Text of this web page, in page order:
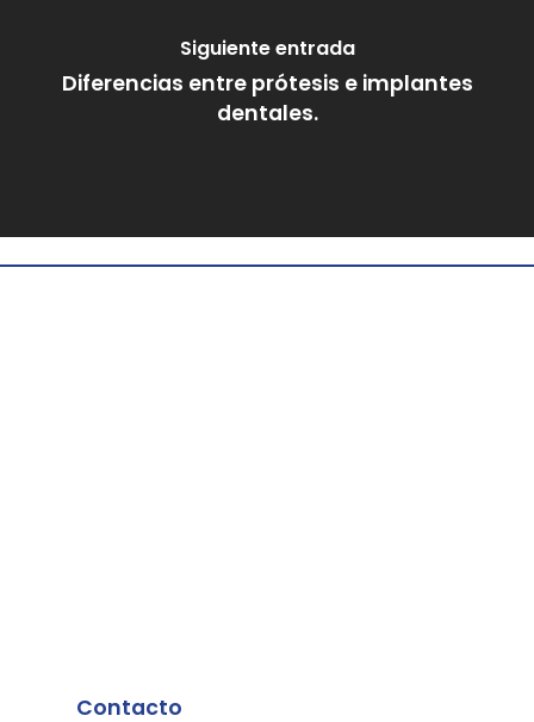
Siguiente entrada
Diferencias entre prótesis e implantes
dentales.
Contacto